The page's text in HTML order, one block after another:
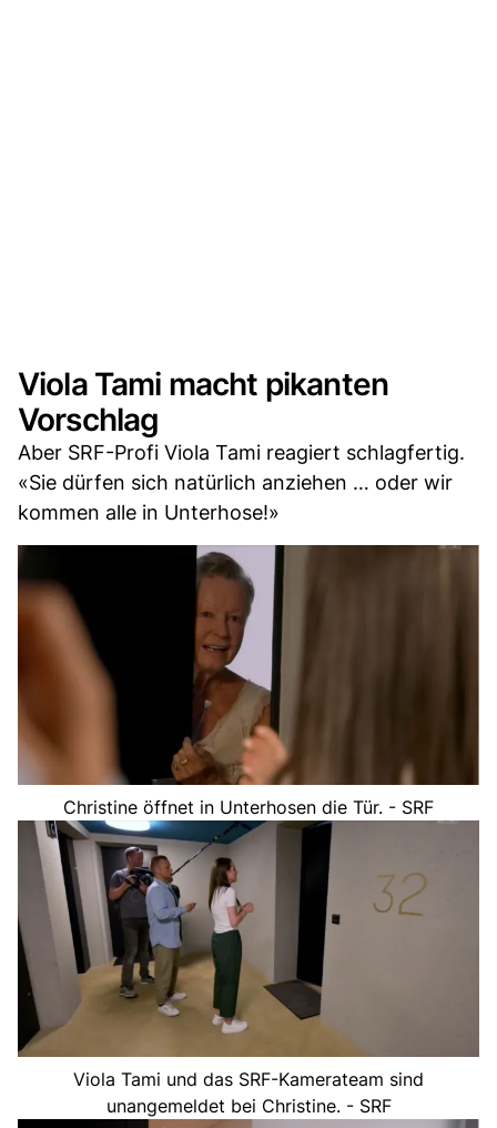
Viola Tami macht pikanten
Vorschlag
Aber SRF-Profi Viola Tami reagiert schlagfertig.
«Sie dürfen sich natürlich anziehen … oder wir
kommen alle in Unterhose!»
Christine öffnet in Unterhosen die Tür. - SRF
Viola Tami und das SRF-Kamerateam sind
unangemeldet bei Christine. - SRF